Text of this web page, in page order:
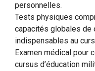
personnelles.
Tests physiques
capacités globales de
indispensables au
Examen médical pour
cursus d’éducation